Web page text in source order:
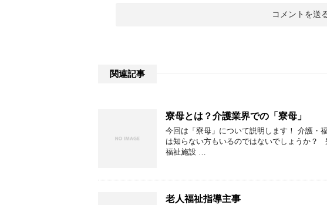
関連記事
寮母とは？介護業界での「寮母」
今回は「寮母」について説明します！ 介護・
は知らない方もいるのではないでしょうか？
福祉施設 …
老人福祉指導主事